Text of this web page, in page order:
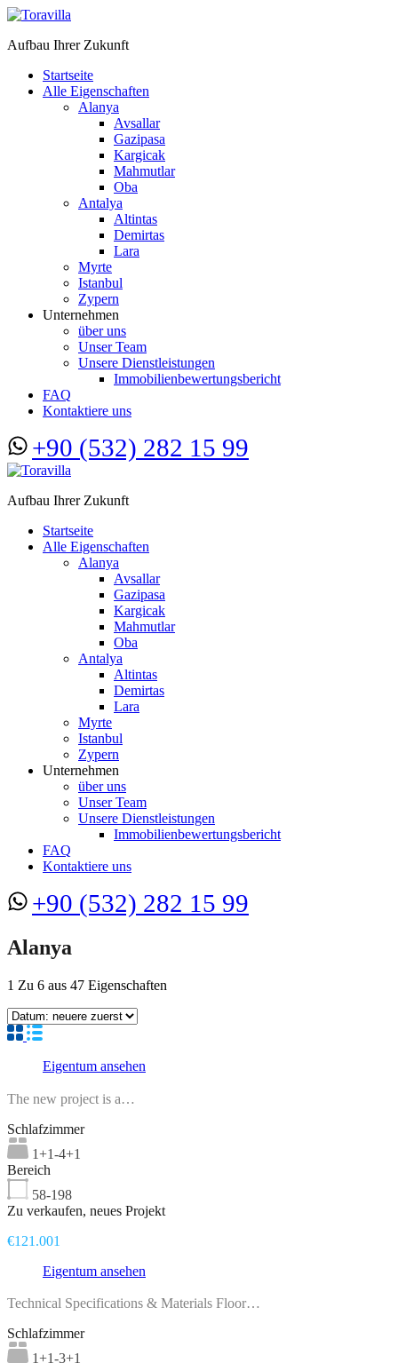
Aufbau Ihrer Zukunft
Startseite
Alle Eigenschaften
Alanya
Avsallar
Gazipasa
Kargicak
Mahmutlar
Oba
Antalya
Altintas
Demirtas
Lara
Myrte
Istanbul
Zypern
Unternehmen
über uns
Unser Team
Unsere Dienstleistungen
Immobilienbewertungsbericht
FAQ
Kontaktiere uns
+90 (532) 282 15 99
Aufbau Ihrer Zukunft
Startseite
Alle Eigenschaften
Alanya
Avsallar
Gazipasa
Kargicak
Mahmutlar
Oba
Antalya
Altintas
Demirtas
Lara
Myrte
Istanbul
Zypern
Unternehmen
über uns
Unser Team
Unsere Dienstleistungen
Immobilienbewertungsbericht
FAQ
Kontaktiere uns
+90 (532) 282 15 99
Alanya
1 Zu 6 aus 47 Eigenschaften
Eigentum ansehen
The new project is a…
Schlafzimmer
1+1-4+1
Bereich
58-198
Zu verkaufen, neues Projekt
€121.001
Eigentum ansehen
Technical Specifications & Materials Floor…
Schlafzimmer
1+1-3+1